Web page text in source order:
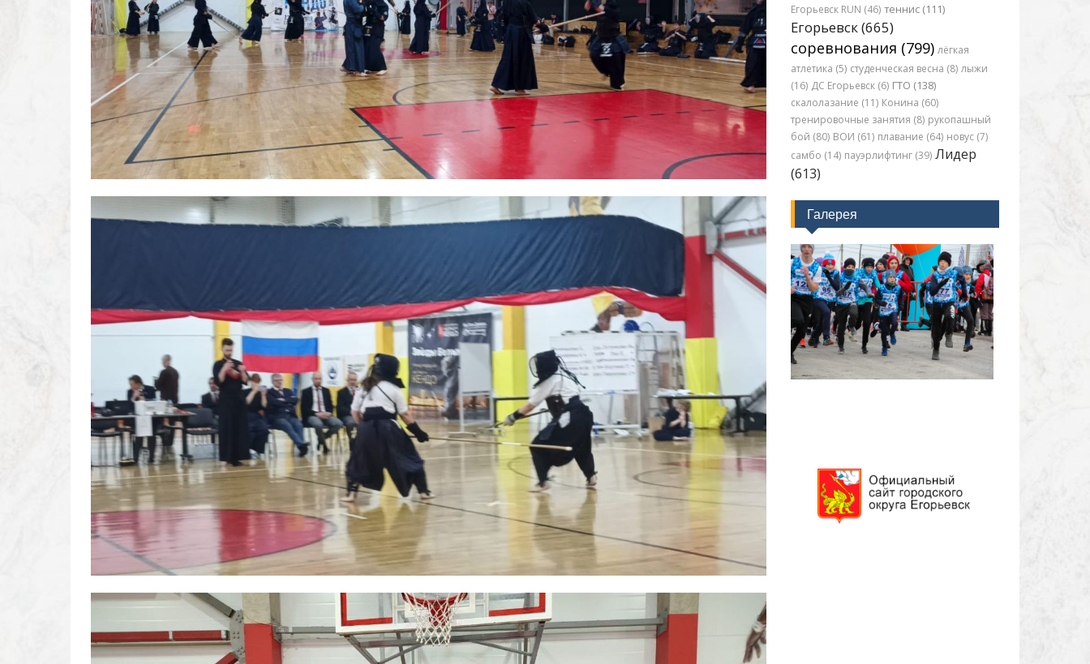
Егорьевск RUN (46) теннис (111)
Егорьевск (665)
соревнования (799) лёгкая
атлетика (5) студенческая весна (8) лыжи
(16) ДС Егорьевск (6) ГТО (138)
скалолазание (11) Конина (60)
тренировочные занятия (8) рукопашный
бой (80) ВОИ (61) плавание (64) новус (7)
самбо (14) пауэрлифтинг (39) Лидер
(613)
Галерея